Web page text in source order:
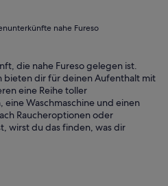
nahe Fureso
die nahe Fureso gelegen ist.
bieten dir für deinen Aufenthalt mit
eine Reihe toller
eine Waschmaschine und einen
Raucheroptionen oder
wirst du das finden, was dir